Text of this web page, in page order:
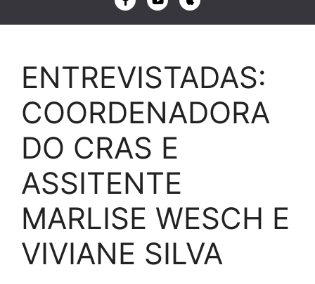
ENTREVISTADAS:
COORDENADORA
DO CRAS E
ASSITENTE
MARLISE WESCH E
VIVIANE SILVA